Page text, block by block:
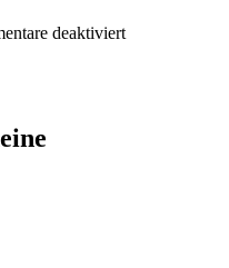
deaktiviert